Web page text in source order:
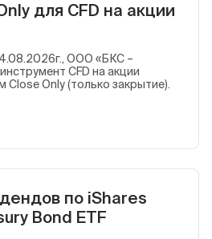
для CFD на акции
ООО «БКС –
CFD на акции
Close Only (только закрытие).
по iShares
Bond ETF